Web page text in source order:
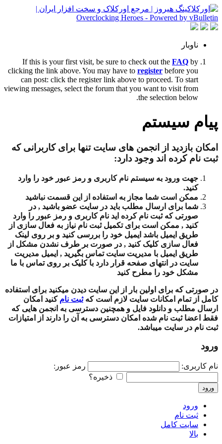
ناوبار
If this is your first visit, be sure to check out the FAQ by
clicking the link above. You may have to register before you
can post: click the register link above to proceed. To start
viewing messages, select the forum that you want to visit from
the selection below.
پیام سیستم
امکان بازدید از انجمن های سایت تنها برای کاربرانی که
ثبت نام کرده اند وجود دارد:
جهت ورود به سیستم نام کاربری و رمز عبور خود را وارد
کنید.
ممکن است شما مجاز به استفاده از این قسمت نباشید
شما برای ارسال مطلب باید در سایت عضو باشید , در
صورتی که ثبت نام کرده اید نام کاربری و رمز عبور را وارد
کنید , ممکن است برای تکمیل ثبت نام نیاز به فعال سازی از
طریق ایمیل باشد ایمیل خود را بررسی کنید و بر روی لینک
فعال سازی کلیک کنید , در صورت بر طرف نشدن مشکل از
طریق ایمیل با مدیریت سایت تماس بگیرید , ایمیل مدیریت
سایت در انتهای صفحه قرار دارد با کلیک بر روی تماس با ما
مشکل خود را مطرح کنید
در صورتی که برای اولین بار از این سایت دیدن میکنید برای استفاده
کامل از تمام امکانات سایت لازم است کهثبت نام کنید امکان
ارسال مطلب و دانلود فایل و همچنین دسترسی به انجمن هایی که
فقط اعضا ثبت نام شده امکان دسترسی به آن را دارند از امتیازات
ثبت نام در سایت میباشد.
ورود
نام کاربری:
رمز عبور:
ذخیره؟
ورود
ورود
ثبت نام
سایت کامل
بالا